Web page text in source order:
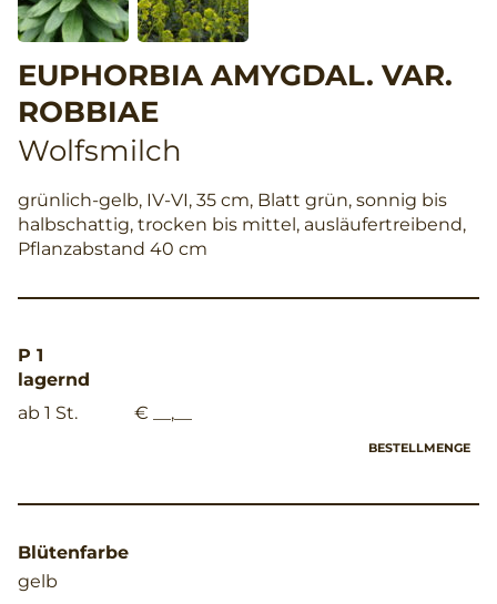
EUPHORBIA AMYGDAL. VAR.
ROBBIAE
Wolfsmilch
grünlich-gelb, IV-VI, 35 cm, Blatt grün, sonnig bis
halbschattig, trocken bis mittel, ausläufertreibend,
Pflanzabstand 40 cm
P 1
lagernd
ab 1 St.
€ __,__
BESTELLMENGE
Blütenfarbe
gelb